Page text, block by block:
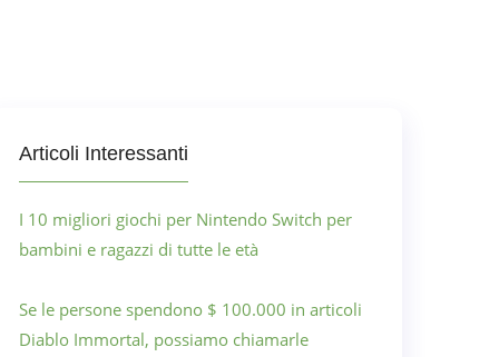
Articoli Interessanti
I 10 migliori giochi per Nintendo Switch per
bambini e ragazzi di tutte le età
Se le persone spendono $ 100.000 in articoli
Diablo Immortal, possiamo chiamarle